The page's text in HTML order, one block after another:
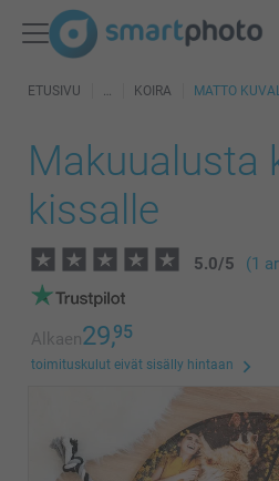
ETUSIVU KOIRA MATTO
Makuualusta
kissalle
5.0/5 (1
Alkaen29,95
toimituskulut eivät sisälly hintaan